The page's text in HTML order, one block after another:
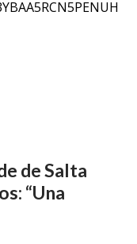
de Salta
“Una